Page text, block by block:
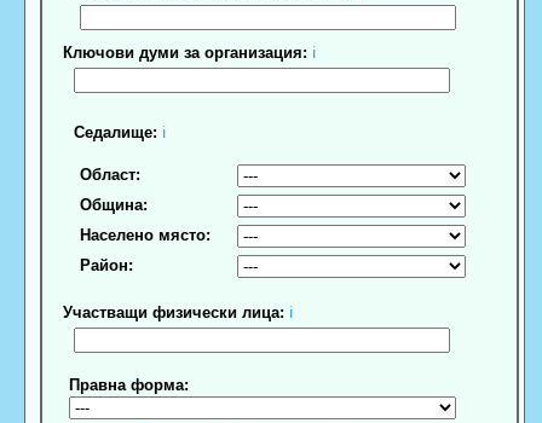
Ключови думи за организация: ℹ
Седалище: ℹ
Област:
Община:
Населено място:
Район:
Участващи физически лица: ℹ
Правна форма: